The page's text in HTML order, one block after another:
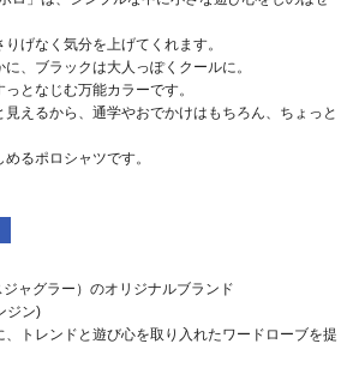
げなく気分を上げてくれます。
、ブラックは大人っぽくクールに。
となじむ万能カラーです。
えるから、通学やおでかけはもちろん、ちょっと
るポロシャツです。
ャグラー）のオリジナルブランド
ジン)
トレンドと遊び心を取り入れたワードローブを提